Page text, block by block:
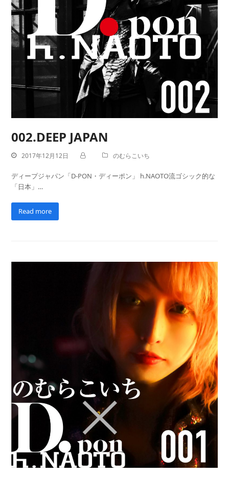
002.DEEP JAPAN
2017年12月12日 のむらこいち
ディープジャパン「D-PON・ディーポン」 h.NAOTO流ゴシック的な
「日本」…
Read more